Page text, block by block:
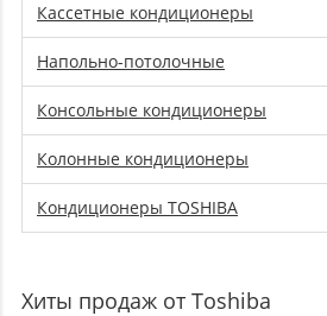
Кассетные кондиционеры
Напольно-потолочные
Консольные кондиционеры
Колонные кондиционеры
Кондиционеры TOSHIBA
Хиты продаж от Toshiba